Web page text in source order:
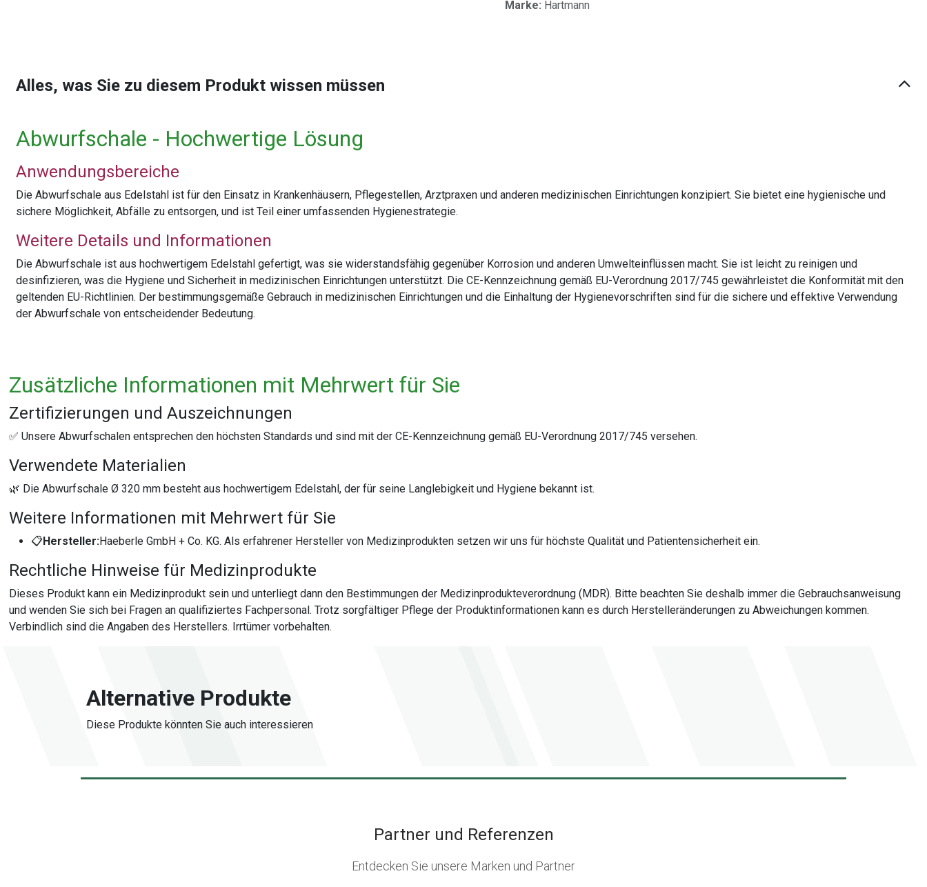
Marke: Hartmann
Alles, was Sie zu diesem Produkt wissen müssen
Abwurfschale - Hochwertige Lösung
Anwendungsbereiche
Die Abwurfschale aus Edelstahl ist für den Einsatz in Krankenhäusern, Pflegestellen, Arztpraxen und anderen medizinischen Einrichtungen konzipiert. Sie bietet eine hygienische und
sichere Möglichkeit, Abfälle zu entsorgen, und ist Teil einer umfassenden Hygienestrategie.
Weitere Details und Informationen
Die Abwurfschale ist aus hochwertigem Edelstahl gefertigt, was sie widerstandsfähig gegenüber Korrosion und anderen Umwelteinflüssen macht. Sie ist leicht zu reinigen und
desinfizieren, was die Hygiene und Sicherheit in medizinischen Einrichtungen unterstützt. Die CE-Kennzeichnung gemäß EU-Verordnung 2017/745 gewährleistet die Konformität mit den
geltenden EU-Richtlinien. Der bestimmungsgemäße Gebrauch in medizinischen Einrichtungen und die Einhaltung der Hygienevorschriften sind für die sichere und effektive Verwendung
der Abwurfschale von entscheidender Bedeutung.
Zusätzliche Informationen mit Mehrwert für Sie
Zertifizierungen und Auszeichnungen
✅ Unsere Abwurfschalen entsprechen den höchsten Standards und sind mit der CE-Kennzeichnung gemäß EU-Verordnung 2017/745 versehen.
Verwendete Materialien
🌿 Die Abwurfschale Ø 320 mm besteht aus hochwertigem Edelstahl, der für seine Langlebigkeit und Hygiene bekannt ist.
Weitere Informationen mit Mehrwert für Sie
📋Hersteller:Haeberle GmbH + Co. KG. Als erfahrener Hersteller von Medizinprodukten setzen wir uns für höchste Qualität und Patientensicherheit ein.
Rechtliche Hinweise für Medizinprodukte
Dieses Produkt kann ein Medizinprodukt sein und unterliegt dann den Bestimmungen der Medizinprodukteverordnung (MDR). Bitte beachten Sie deshalb immer die Gebrauchsanweisung
und wenden Sie sich bei Fragen an qualifiziertes Fachpersonal. Trotz sorgfältiger Pflege der Produktinformationen kann es durch Herstelleränderungen zu Abweichungen kommen.
Verbindlich sind die Angaben des Herstellers. Irrtümer vorbehalten.
Alternative Produkte
Diese Produkte könnten Sie auch interessieren
Partner und Referenzen
Entdecken Sie unsere Marken und Partner